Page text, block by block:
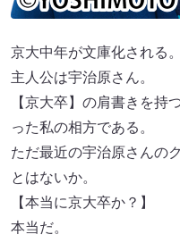
京大中年が文庫化される。
主人公は宇治原さん。
【京大卒】の肩書きを持
った私の相方である。
ただ最近の宇治原さんの
とはないか。
【本当に京大卒か？】
本当だ。